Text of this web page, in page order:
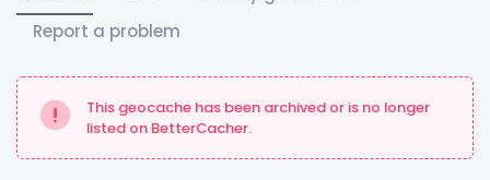
Report a problem
This geocache has been archived or is no longer
listed on BetterCacher.